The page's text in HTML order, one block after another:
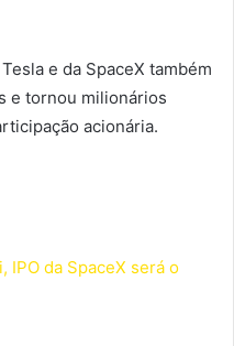
e da SpaceX também
e tornou milionários
acionária.
IPO da SpaceX será o